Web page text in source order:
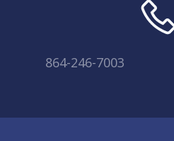
864-246-7003